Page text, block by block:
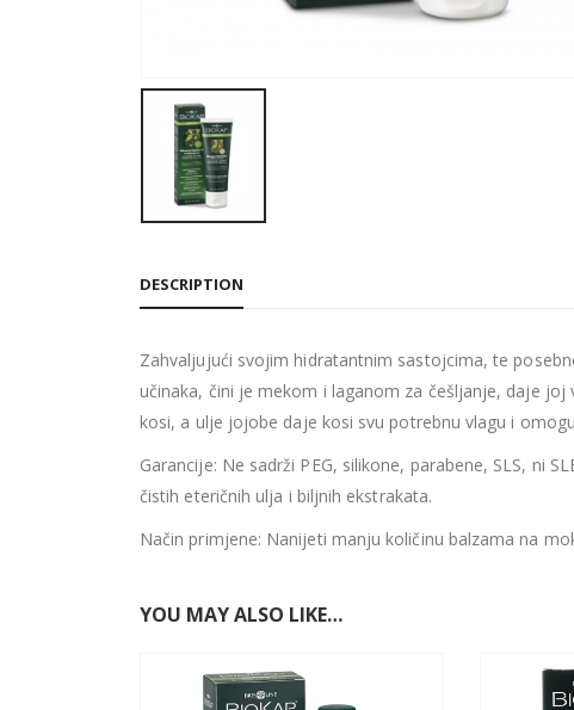
DESCRIPTION
Zahvaljujući svojim hidratantnim sastojcima, te
učinaka, čini je mekom i laganom za češljanje, daje
kosi, a ulje jojobe daje kosi svu potrebnu vlagu i
Garancije: Ne sadrži PEG, silikone, parabene, SLS, ni
čistih eteričnih ulja i biljnih ekstrakata.
Način primjene: Nanijeti manju količinu balzama na
YOU MAY ALSO LIKE…